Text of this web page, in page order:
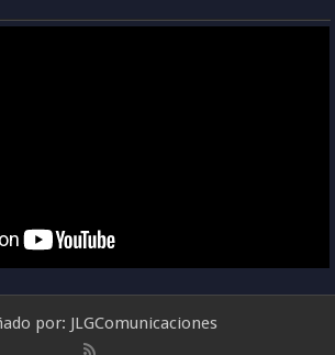
por: JLGComunicaciones